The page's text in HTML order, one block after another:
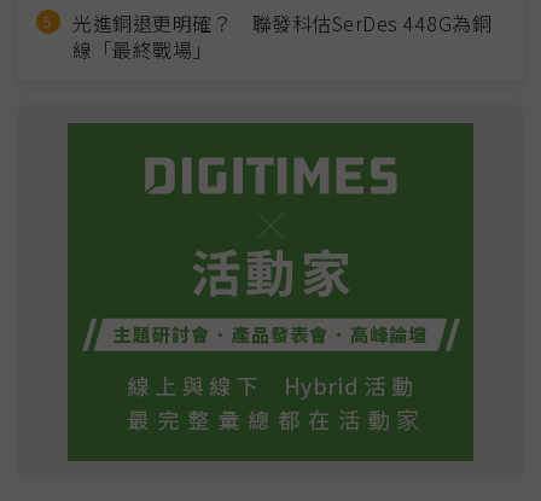
光進銅退更明確？ 聯發科估SerDes 448G為銅
線「最終戰場」